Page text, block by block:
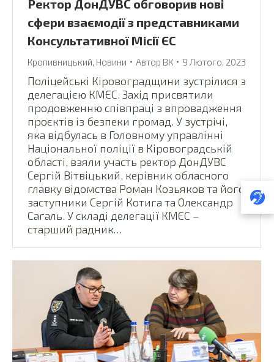
Ректор ДонДУВС обговорив нові
сфери взаємодії з представниками
Консультативної Місії ЄС
Кропивницький, Новини Автор ВК 9 Лютого, 2023
Поліцейські Кіровоградщини зустрілися з
делегацією КМЄС. Захід присвятили
продовженню співпраці з впровадження
проєктів із безпеки громад. У зустрічі,
яка відбулась в Головному управлінні
Національної поліції в Кіровоградській
області, взяли участь ректор ДонДУВС
Сергій Вітвіцький, керівник обласного
главку відомства Роман Козьяков та його
заступники Сергій Котига та Олександр
Сагаль. У складі делегації КМЄС –
старший радник…